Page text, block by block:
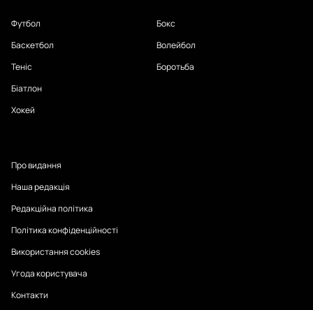
Футбол
Баскетбол
Теніс
Біатлон
Хокей
Бокс
Волейбол
Боротьба
Про видання
Наша редакція
Редакційна політика
Політика конфіденційності
Використання cookies
Угода користувача
Контакти